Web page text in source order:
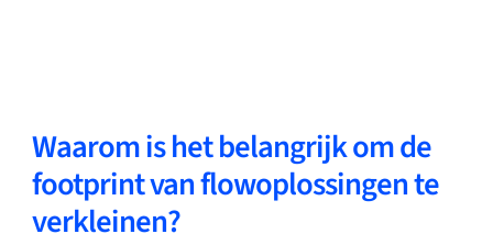
Bronkhorst
Waarom is het belangrijk om de
footprint van flowoplossingen te
verkleinen?